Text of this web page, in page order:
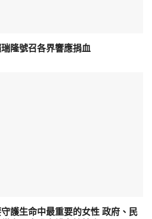
隆號召各界響應捐血
護生命中最重要的女性 政府、民